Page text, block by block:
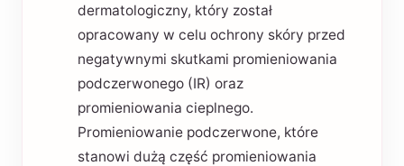
dermatologiczny, który został
opracowany w celu ochrony skóry przed
negatywnymi skutkami promieniowania
podczerwonego (IR) oraz
promieniowania cieplnego.
Promieniowanie podczerwone, które
stanowi dużą część promieniowania